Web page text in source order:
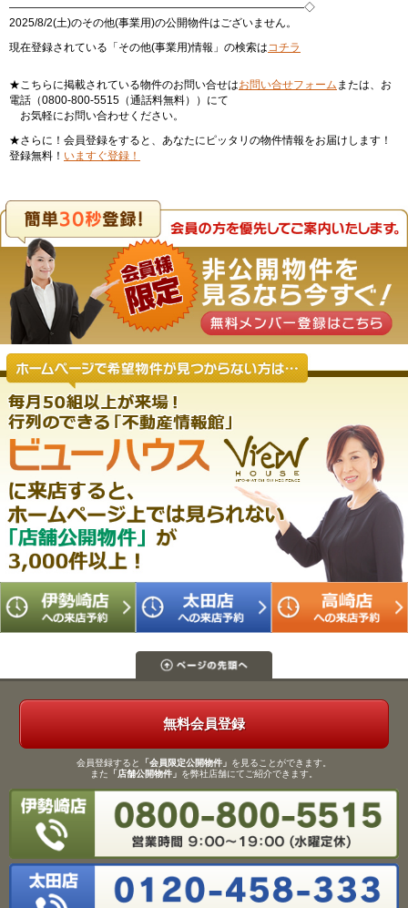
———————————————————————————◇
2025/8/2(土)のその他(事業用)の公開物件はございません。
現在登録されている「その他(事業用)情報」の検索はコチラ
★こちらに掲載されている物件のお問い合せはお問い合せフォーム または、お
電話（0800-800-5515（通話料無料））にて
お気軽にお問い合わせください。
★さらに！会員登録をすると、あなたにピッタリの物件情報をお届けします！
登録無料！ いますぐ登録！
無料会員登録
会員登録すると 「会員限定公開物件」 を見ることができます。
また 「店舗公開物件」 を弊社店舗にてご紹介できます。